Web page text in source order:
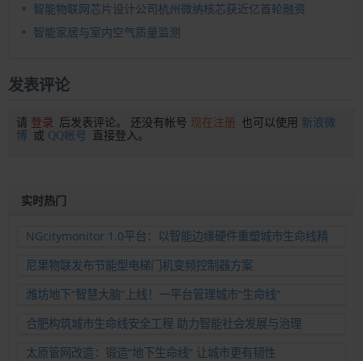
智能物联网芯片设计公司杭州微纳核芯获近亿首轮融资
智能家居与室内空气质量监测
发表评论
请 登录 后发表评论。 还没有帐号 现在注册 也可以使用 新浪微
博 或 QQ帐号 直接登入。
实时热门
NGcitymonitor 1.0平台：以智能边缘硬件重塑城市生命线精
准运维新范式
尼果物联发布节能型电梯门机变频控制器方案
潍坊地下“智慧大脑”上线！一平台管理城市“生命线”
合肥构筑城市生命线安全工程 助力智能社会发展与治理
太原管网改造：锻造“地下生命线” 让城市更有韧性